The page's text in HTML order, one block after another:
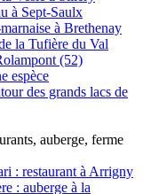
à Sept-Saulx
à Brethenay
la Tufière du Val
(52)
espèce
des grands lacs de
auberge, ferme
: restaurant à Arrigny
: auberge à la